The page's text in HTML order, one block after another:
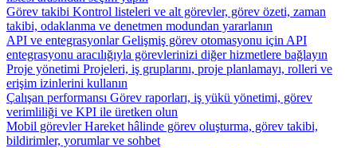
Görev takibi Kontrol listeleri ve alt görevler, görev özeti, zaman
takibi, odaklanma ve denetmen modundan yararlanın
API ve entegrasyonlar Gelişmiş görev otomasyonu için API
entegrasyonu aracılığıyla görevlerinizi diğer hizmetlere bağlayın
Proje yönetimi Projeleri, iş gruplarını, proje planlamayı, rolleri ve
erişim izinlerini kullanın
Çalışan performansı Görev raporları, iş yükü yönetimi, görev
verimliliği ve KPI ile üretken olun
Mobil görevler Hareket hâlinde görev oluşturma, görev takibi,
bildirimler, yorumlar ve sohbet